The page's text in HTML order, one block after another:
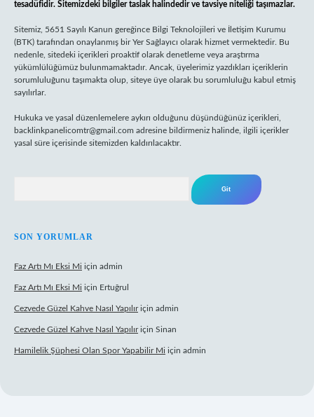
tesadüfidir. Sitemizdeki bilgiler taslak halindedir ve tavsiye niteliği taşımazlar.
Sitemiz, 5651 Sayılı Kanun gereğince Bilgi Teknolojileri ve İletişim Kurumu
(BTK) tarafından onaylanmış bir Yer Sağlayıcı olarak hizmet vermektedir. Bu
nedenle, sitedeki içerikleri proaktif olarak denetleme veya araştırma
yükümlülüğümüz bulunmamaktadır. Ancak, üyelerimiz yazdıkları içeriklerin
sorumluluğunu taşımakta olup, siteye üye olarak bu sorumluluğu kabul etmiş
sayılırlar.
Hukuka ve yasal düzenlemelere aykırı olduğunu düşündüğünüz içerikleri,
backlinkpanelicomtr@gmail.com adresine bildirmeniz halinde, ilgili içerikler
yasal süre içerisinde sitemizden kaldırılacaktır.
SON YORUMLAR
Faz Artı Mı Eksi Mi için admin
Faz Artı Mı Eksi Mi için Ertuğrul
Cezvede Güzel Kahve Nasıl Yapılıriçin admin
Cezvede Güzel Kahve Nasıl Yapılıriçin Sinan
Hamilelik Şüphesi Olan Spor Yapabilir Mi için admin